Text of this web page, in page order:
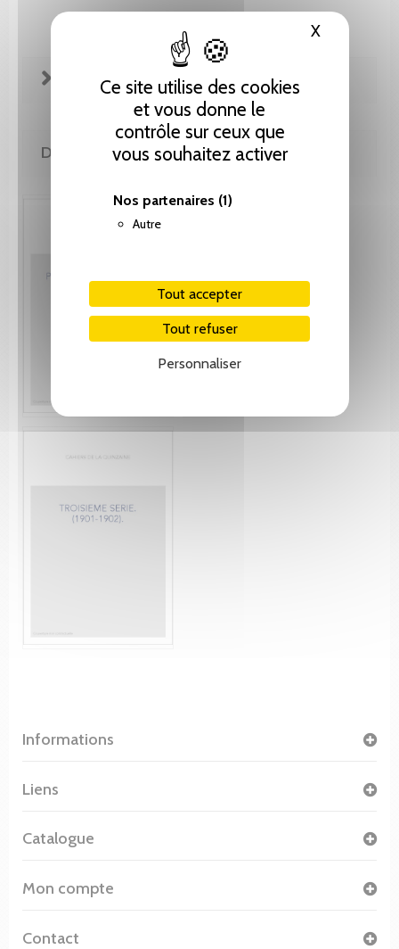
Ce site utilise des cookies
et vous donne le
contrôle sur ceux que
vous souhaitez activer
Nos partenaires (1)
Autre
Tout accepter
Tout refuser
Personnaliser
XMasquer
FICHE TECHNIQUE
DE MÊME AUTEUR(E)
Informations
Liens
Catalogue
Mon compte
Contact